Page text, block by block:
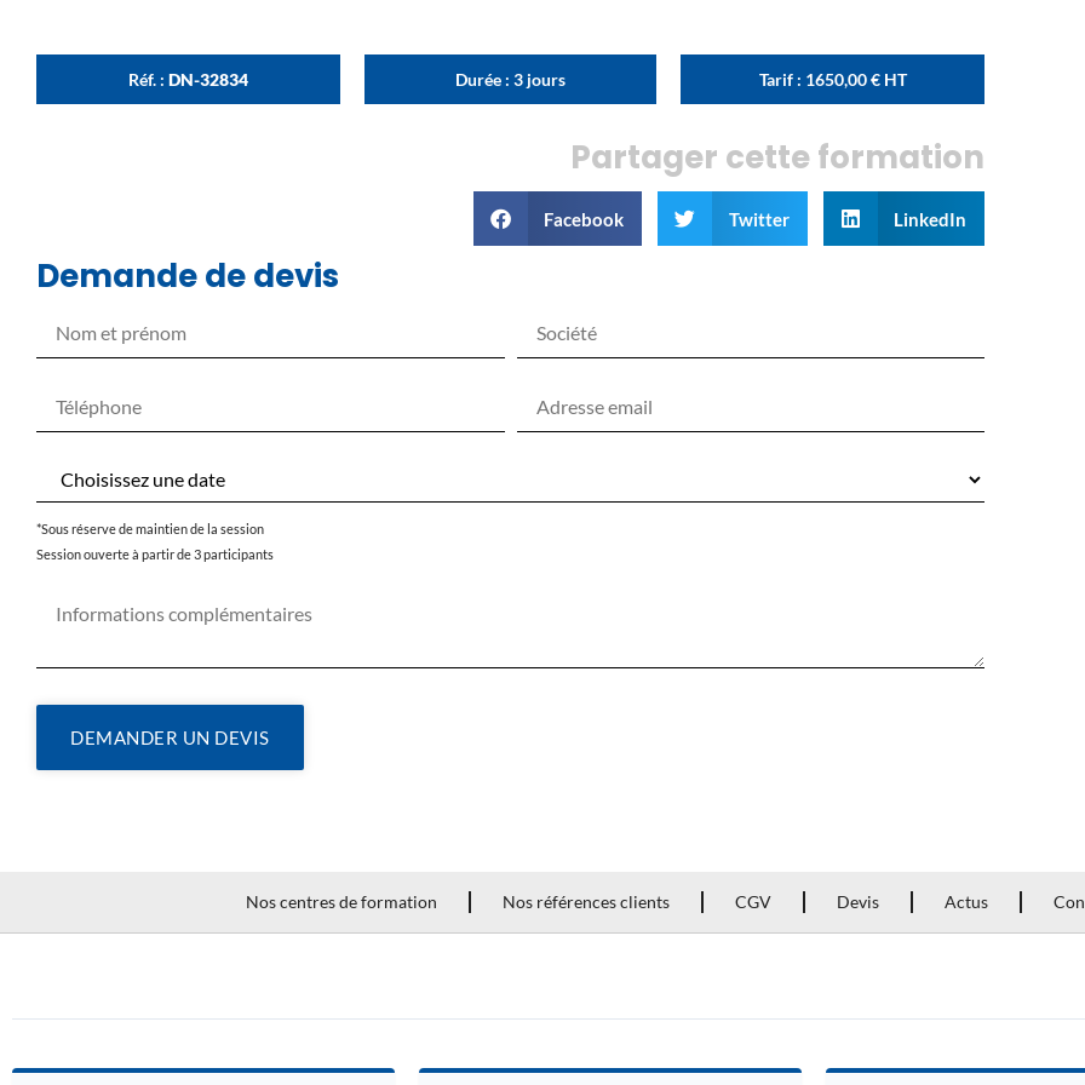
Réf. :DN-32834 Durée : 3 jours Tarif : 1650,00€HT
Partager cette formation
Facebook Twitter LinkedIn
Demande de devis
*Sous réserve de maintien de la session
Session ouverte à partir de 3 participants
DEMANDER UN DEVIS
Nos centres de formation Nos références clients CGV Devis Actus